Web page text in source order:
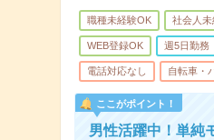
職種未経験OK 社会人
WEB登録OK 週5日勤務
電話対応なし 自転車・
ここがポイント！
男性活躍中！単純